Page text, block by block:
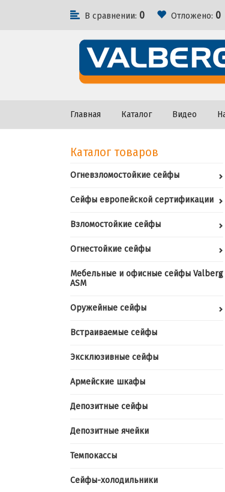
В сравнении: 0 Отложено: 0
Главная Каталог Видео
Каталог товаров
Огневзломостойкие сейфы
Сейфы европейской сертификации
Взломостойкие сейфы
Огнестойкие сейфы
Мебельные и офисные сейфы Valberg
ASM
Оружейные сейфы
Встраиваемые сейфы
Эксклюзивные сейфы
Армейские шкафы
Депозитные сейфы
Депозитные ячейки
Темпокассы
Сейфы-холодильники